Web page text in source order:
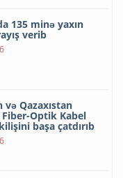
135 minə yaxın
verib
və Qazaxıstan
Fiber-Optik Kabel
başa çatdırıb